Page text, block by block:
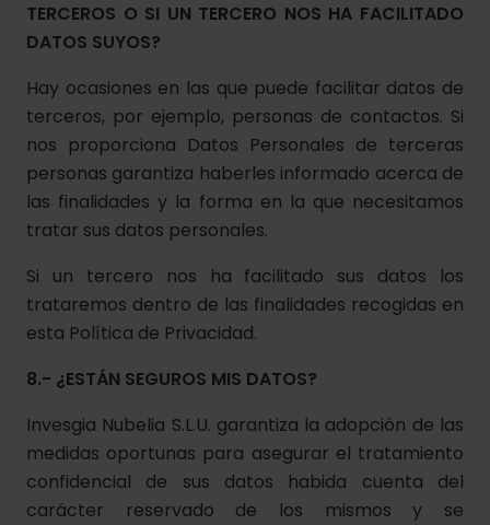
TERCEROS O SI UN TERCERO NOS HA FACILITADO
DATOS SUYOS?
Hay ocasiones en las que puede facilitar datos de
terceros, por ejemplo, personas de contactos. Si
nos proporciona Datos Personales de terceras
personas garantiza haberles informado acerca de
las finalidades y la forma en la que necesitamos
tratar sus datos personales.
Si un tercero nos ha facilitado sus datos los
trataremos dentro de las finalidades recogidas en
esta Política de Privacidad.
8.- ¿ESTÁN SEGUROS MIS DATOS?
Invesgia Nubelia S.L.U. garantiza la adopción de las
medidas oportunas para asegurar el tratamiento
confidencial de sus datos habida cuenta del
carácter reservado de los mismos y se